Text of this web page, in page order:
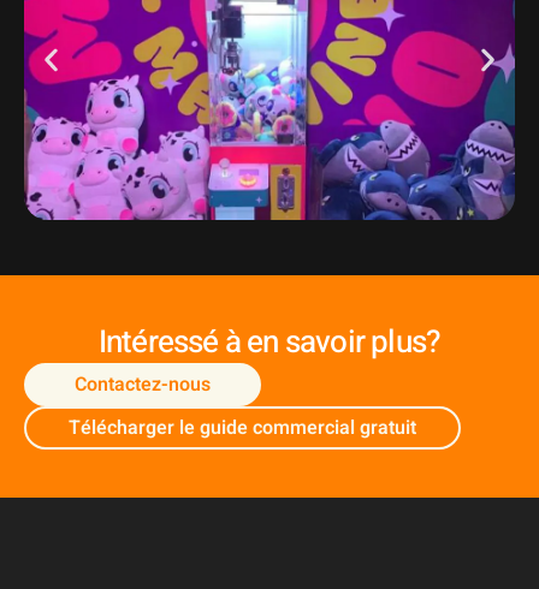
Intéressé à en savoir plus?
Contactez-nous
Télécharger le guide commercial gratuit